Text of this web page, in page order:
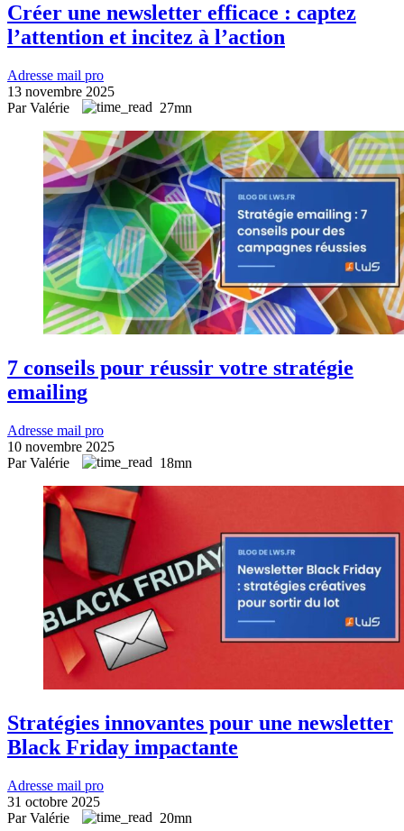
Créer une newsletter efficace : captez
l’attention et incitez à l’action
Adresse mail pro
13 novembre 2025
Par Valérie
27mn
7 conseils pour réussir votre stratégie
emailing
Adresse mail pro
10 novembre 2025
Par Valérie
18mn
Stratégies innovantes pour une newsletter
Black Friday impactante
Adresse mail pro
31 octobre 2025
Par Valérie
20mn